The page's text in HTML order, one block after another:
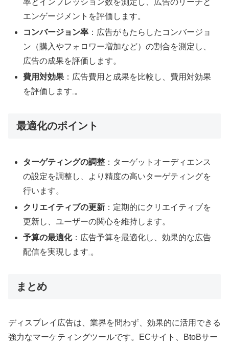
エンゲージメントを評価します。
コンバージョン率 ：広告がもたらしたコンバージョ
ン（購入やフォロワー増加など）の割合を測定し、
広告の成果を評価します。
費用対効果 ：広告費用と成果を比較し、費用対効果
を評価します 。
最適化のポイント
ターゲティングの調整 ：ターゲットオーディエンス
の設定を調整し、より精度の高いターゲティングを
行います。
クリエイティブの更新 ：定期的にクリエイティブを
更新し、ユーザーの関心を維持します。
予算の最適化：広告予算を最適化し、効果的な広告
配信を実現します 。
まとめ
ディスプレイ広告は、業界を問わず、効果的に活用できる
強力なマーケティングツールです。ECサイト、BtoBサー